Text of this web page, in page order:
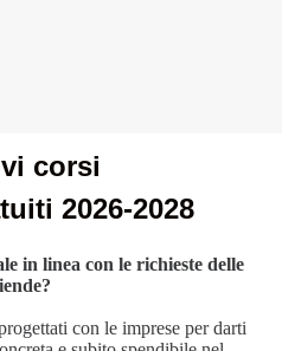
corsi
2026-2028
in linea con le richieste delle
con le imprese per darti